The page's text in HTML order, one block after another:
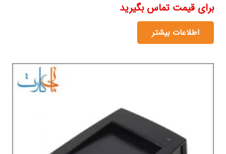
برای قیمت تماس بگیرید
اطلاعات بیشتر